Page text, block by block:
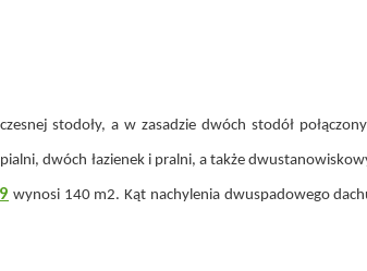
stodoły, a w zasadzie dwóch stodół
dwóch łazienek i pralni, a także
wynosi 140 m2. Kąt nachylenia dwuspadowego